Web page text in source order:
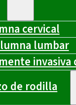
cervical
lumbar
de rodilla